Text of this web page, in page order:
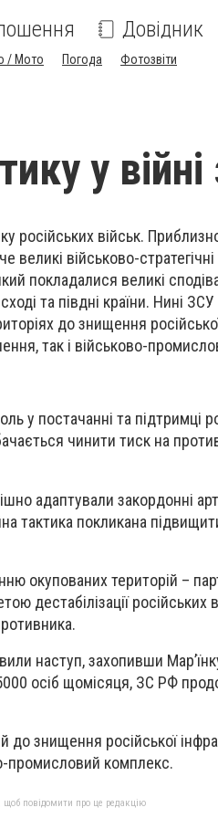
Довідник
/ Мото Погода Фотозвіти
у
російських військ.
великі військово-
покладалися великі
та півдні країни. Нині
до знищення
так і військово-
у постачанні та підтримці
чинити тиск на
адаптували закордонні
тактика покликана
окупованих територій –
дестабілізації російських
наступ, захопивши
осіб щомісяця, ЗС РФ
до знищення російської
промисловий комплекс.
щоб повідомити про це редакцію